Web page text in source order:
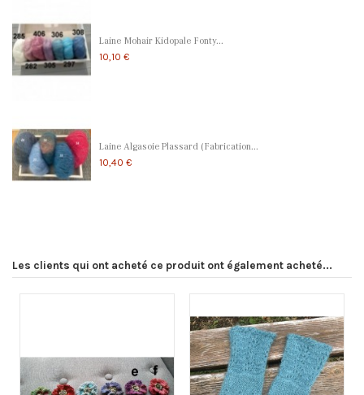
Laine Mohair Kidopale Fonty...
10,10 €
Laine Algasoie Plassard (Fabrication...
10,40 €
Les clients qui ont acheté ce produit ont également acheté...